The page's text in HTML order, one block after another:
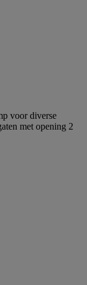
voor diverse
met opening 2